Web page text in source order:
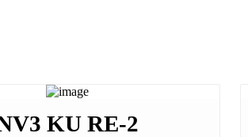
KU RE-2